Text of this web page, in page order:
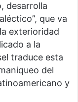
desarrolla
que va
exterioridad
a la
traduce esta
del
y